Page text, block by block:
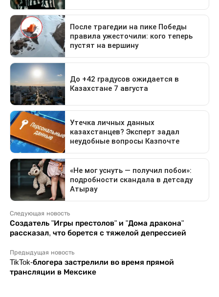
Следующая новость
Создатель "Игры престолов" и "Дома дракона"
рассказал, что борется с тяжелой депрессией
Предыдущая новость
TikTok-блогера застрелили во время прямой
трансляции в Мексике